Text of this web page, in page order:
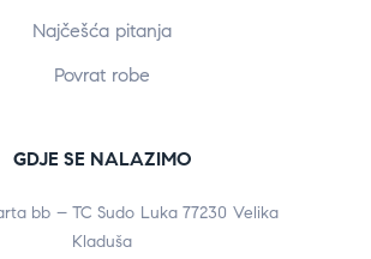
Najčešća pitanja
Povrat robe
GDJE SE NALAZIMO
bb – TC Sudo Luka 77230 Velika
Kladuša